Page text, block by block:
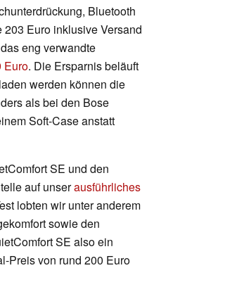
Bluetooth
Euro inklusive Versand
eng verwandte
Euro. Die Ersparnis beläuft
werden können die
als bei den Bose
Soft-Case anstatt
SE und den
auf unserausführliches
lobten wir unter anderem
sowie den
SE also ein
Preis von rund 200 Euro